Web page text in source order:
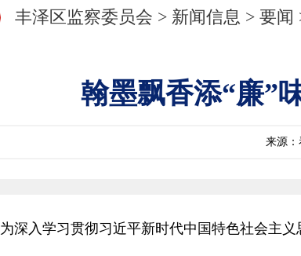
丰泽区监察委员会 > 新闻信息 > 要闻
翰墨飘香添“廉”
来源
为深入学习贯彻习近平新时代中国特色社会主